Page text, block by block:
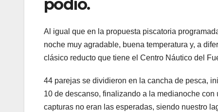
podio.
Al igual que en la propuesta piscatoria
noche muy agradable, buena temperatura y, a
clásico reducto que tiene el Centro Náutico del
44 parejas se dividieron en la cancha de pesca,
10 de descanso, finalizando a la medianoche
capturas no eran las esperadas, siendo nuestro